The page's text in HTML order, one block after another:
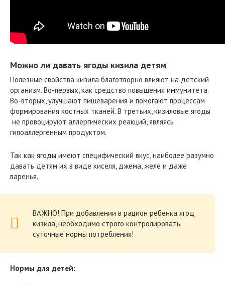
Можно ли давать ягоды кизила детям
Полезные свойства кизила благотворно влияют на детский
организм. Во-первых, как средство повышения иммунитета.
Во-вторых, улучшают пищеварения и помогают процессам
формирования костных тканей. В третьих, кизиловые ягоды
не провоцируют аллергических реакций, являясь
гипоаллергенным продуктом.
Так как ягоды имеют специфический вкус, наиболее разумно
давать детям их в виде киселя, джема, желе и даже
варенья.
ВАЖНО! При добавлении в рацион ребенка ягод
кизила, необходимо строго контролировать
суточные нормы потребления!
Нормы для детей: